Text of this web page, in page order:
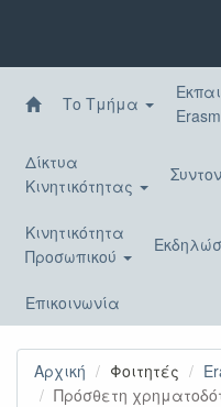
περιεχόμενο
Το Τμήμα
Δίκτυα
Κινητικότητας
Κινητικότητα
Προσωπικού
Επικοινωνία
Αρχική Φοιτητές
Πρόσθετη